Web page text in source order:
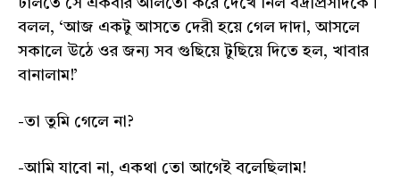
ঢালতে সে একবার আলতো করে দেখে নিল বদ্রীপ্রসাদকে।
বলল, ‘আজ একটু আসতে দেরী হয়ে গেল দাদা, আসলে
সকালে উঠে ওর জন্য সব গুছিয়ে টুছিয়ে দিতে হল, খাবার
বানালাম!’
-তা তুমি গেলে না?
-আমি যাবো না, একথা তো আগেই বলেছিলাম!